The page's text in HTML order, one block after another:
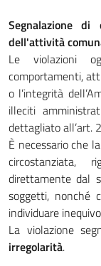
Segnalazione
dell'attività
Le violazioni
comportamenti,
o l’integrità
illeciti
dettagliato all’art.
È necessario che
circostanziata,
direttamente dal
soggetti, nonché
individuare
La violazione
irregolarità.